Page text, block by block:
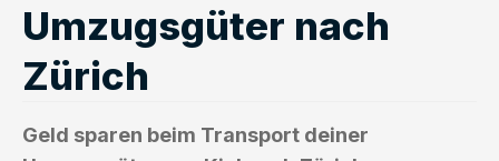
Umzugsgüter nach
Zürich
Geld sparen beim Transport deiner